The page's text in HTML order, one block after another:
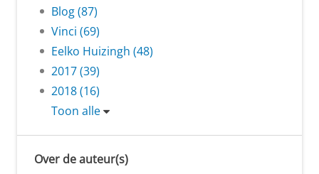
Blog (87)
Vinci (69)
Eelko Huizingh (48)
2017 (39)
2018 (16)
Toon alle
Over de auteur(s)